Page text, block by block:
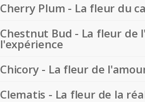
Cherry Plum - La fleur du
Chestnut Bud - La fleur
l'expérience
Chicory - La fleur de
Clematis - La fleur de la